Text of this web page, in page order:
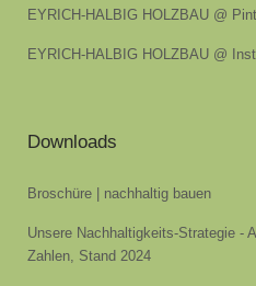
EYRICH-HALBIG HOLZBAU @
EYRICH-HALBIG HOLZBAU @
Downloads
Broschüre | nachhaltig bauen
Unsere Nachhaltigkeits-Strategie -
Zahlen, Stand 2024